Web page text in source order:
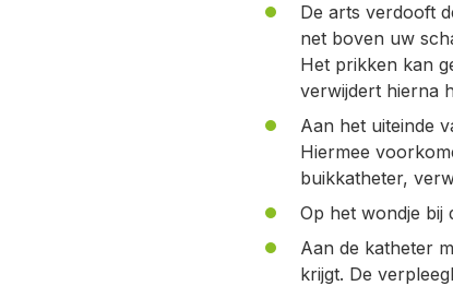
De arts verdooft
net boven uw
Het prikken kan
verwijdert hierna
Aan het uiteinde
Hiermee
buikkatheter,
Op het wondje bij
Aan de katheter
krijgt. De